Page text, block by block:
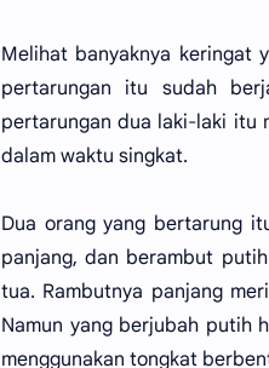
Melihat banyaknya keringat
pertarungan itu sudah
pertarungan dua laki-laki itu
dalam waktu singkat.
Dua orang yang bertarung
panjang, dan berambut
tua. Rambutnya panjang
Namun yang berjubah putih
menggunakan tongkat